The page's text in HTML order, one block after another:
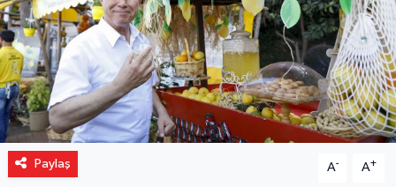
Paylaş A- A+
Spor
Turizm